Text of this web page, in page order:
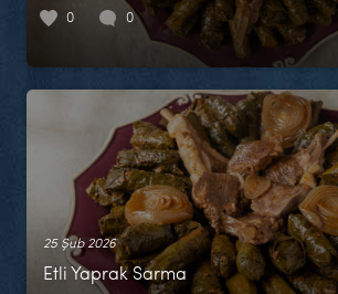
0 0
25 Şub 2026
Etli Yaprak Sarma